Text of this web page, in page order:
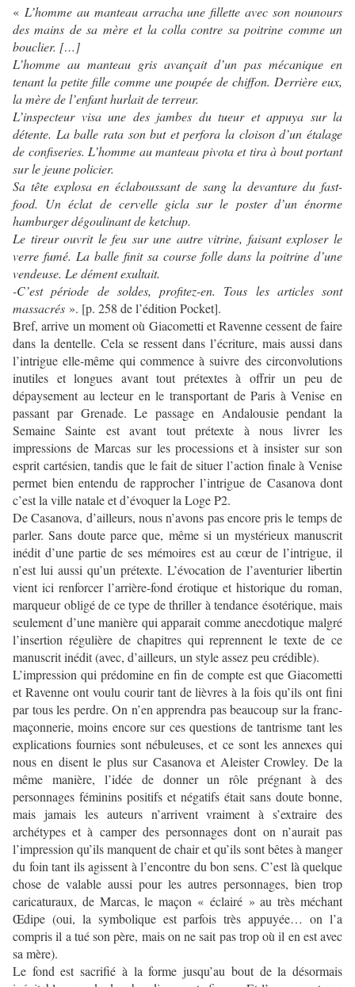
« L’homme au manteau arracha une fillette avec son nounours
des mains de sa mère et la colla contre sa poitrine comme un
bouclier. […]
L’homme au manteau gris avançait d’un pas mécanique en
tenant la petite fille comme une poupée de chiffon. Derrière eux,
la mère de l’enfant hurlait de terreur.
L’inspecteur visa une des jambes du tueur et appuya sur la
détente. La balle rata son but et perfora la cloison d’un étalage
de confiseries. L’homme au manteau pivota et tira à bout portant
sur le jeune policier.
Sa tête explosa en éclaboussant de sang la devanture du fast-
food. Un éclat de cervelle gicla sur le poster d’un énorme
hamburger dégoulinant de ketchup.
Le tireur ouvrit le feu sur une autre vitrine, faisant exploser le
verre fumé. La balle finit sa course folle dans la poitrine d’une
vendeuse. Le dément exultait.
-C’est période de soldes, profitez-en. Tous les articles sont
massacrés ». [p. 258 de l’édition Pocket].
Bref, arrive un moment où Giacometti et Ravenne cessent de faire
dans la dentelle. Cela se ressent dans l’écriture, mais aussi dans
l’intrigue elle-même qui commence à suivre des circonvolutions
inutiles et longues avant tout prétextes à offrir un peu de
dépaysement au lecteur en le transportant de Paris à Venise en
passant par Grenade. Le passage en Andalousie pendant la
Semaine Sainte est avant tout prétexte à nous livrer les
impressions de Marcas sur les processions et à insister sur son
esprit cartésien, tandis que le fait de situer l’action finale à Venise
permet bien entendu de rapprocher l’intrigue de Casanova dont
c’est la ville natale et d’évoquer la Loge P2.
De Casanova, d’ailleurs, nous n’avons pas encore pris le temps de
parler. Sans doute parce que, même si un mystérieux manuscrit
inédit d’une partie de ses mémoires est au cœur de l’intrigue, il
n’est lui aussi qu’un prétexte. L’évocation de l’aventurier libertin
vient ici renforcer l’arrière-fond érotique et historique du roman,
marqueur obligé de ce type de thriller à tendance ésotérique, mais
seulement d’une manière qui apparait comme anecdotique malgré
l’insertion régulière de chapitres qui reprennent le texte de ce
manuscrit inédit (avec, d’ailleurs, un style assez peu crédible).
L’impression qui prédomine en fin de compte est que Giacometti
et Ravenne ont voulu courir tant de lièvres à la fois qu’ils ont fini
par tous les perdre. On n’en apprendra pas beaucoup sur la franc-
maçonnerie, moins encore sur ces questions de tantrisme tant les
explications fournies sont nébuleuses, et ce sont les annexes qui
nous en disent le plus sur Casanova et Aleister Crowley. De la
même manière, l’idée de donner un rôle prégnant à des
personnages féminins positifs et négatifs était sans doute bonne,
mais jamais les auteurs n’arrivent vraiment à s’extraire des
archétypes et à camper des personnages dont on n’aurait pas
l’impression qu’ils manquent de chair et qu’ils sont bêtes à manger
du foin tant ils agissent à l’encontre du bon sens. C’est là quelque
chose de valable aussi pour les autres personnages, bien trop
caricaturaux, de Marcas, le maçon « éclairé » au très méchant
Œdipe (oui, la symbolique est parfois très appuyée… on l’a
compris il a tué son père, mais on ne sait pas trop où il en est avec
sa mère).
Le fond est sacrifié à la forme jusqu’au bout de la désormais